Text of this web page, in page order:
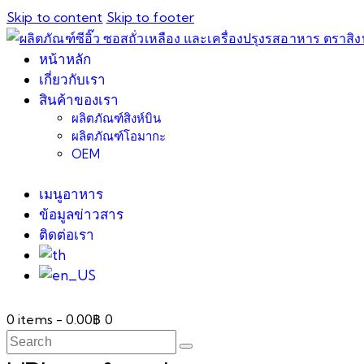
Skip to content Skip to footer
หน้าหลัก
เกี่ยวกับเรา
สินค้าของเรา
ผลิตภัณฑ์สิงห์บิน
ผลิตภัณฑ์โอมากะ
OEM
เมนูอาหาร
ข้อมูลข่าวสาร
ติดต่อเรา
0 items -0.00฿ 0